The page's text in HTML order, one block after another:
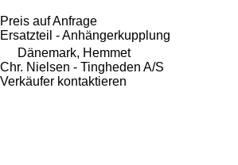
Preis auf Anfrage
Ersatzteil - Anhängerkupplung
Dänemark, Hemmet
Chr. Nielsen - Tingheden A/S
Verkäufer kontaktieren